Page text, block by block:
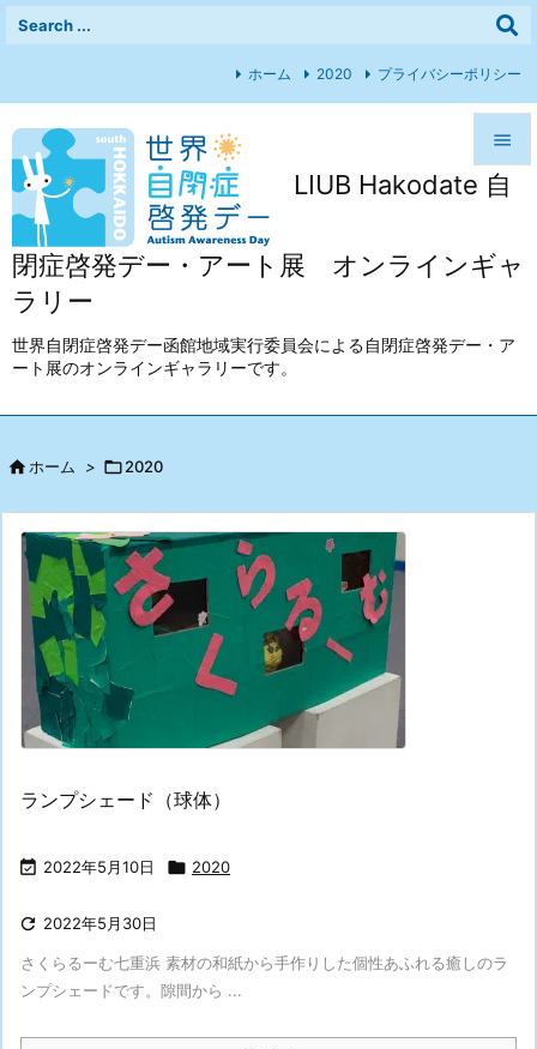
LIUB Hakodate 自
閉症啓発デー・アート展 オンラインギャ
ラリー
世界自閉症啓発デー函館地域実行委員会による自閉症啓発デー・ア
ート展のオンラインギャラリーです。



前へ
次へ
ホーム 2020 プライバシーポリシー
ホーム > 2020
ランプシェード（球体）
 2022年5月10日  2020
 2022年5月30日
さくらるーむ七重浜 素材の和紙から手作りした個性あふれる癒しのラ
ンプシェードです。隙間から ...